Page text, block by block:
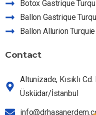
Botox Gastrique
Ballon Gastrique
Ballon Allurion Turquie
Contact
Altunizade, Kısıklı
Üsküdar/İstanbul